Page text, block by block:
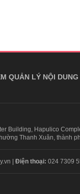
QUẢN LÝ NỘI DUNG
Building, Hapulico
Thanh Xuân, thành
| Điện thoại: 024 7309